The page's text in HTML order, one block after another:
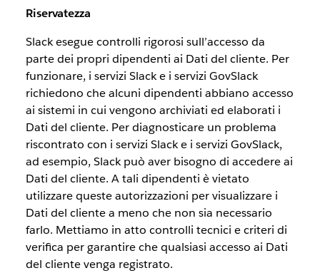
Riservatezza
Slack esegue controlli rigorosi sull’accesso da
parte dei propri dipendenti ai Dati del cliente. Per
funzionare, i servizi Slack e i servizi GovSlack
richiedono che alcuni dipendenti abbiano accesso
ai sistemi in cui vengono archiviati ed elaborati i
Dati del cliente. Per diagnosticare un problema
riscontrato con i servizi Slack e i servizi GovSlack,
ad esempio, Slack può aver bisogno di accedere ai
Dati del cliente. A tali dipendenti è vietato
utilizzare queste autorizzazioni per visualizzare i
Dati del cliente a meno che non sia necessario
farlo. Mettiamo in atto controlli tecnici e criteri di
verifica per garantire che qualsiasi accesso ai Dati
del cliente venga registrato.